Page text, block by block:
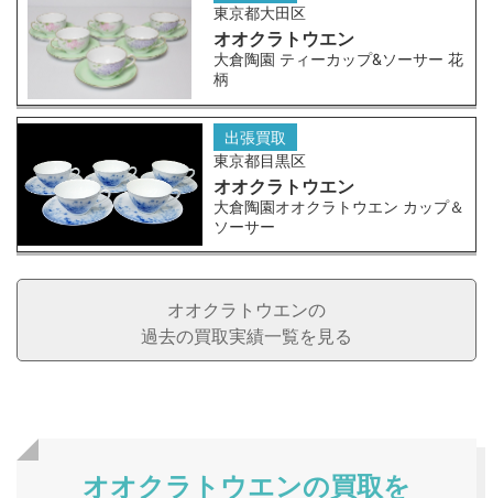
東京都大田区
オオクラトウエン
大倉陶園 ティーカップ&ソーサー 花
柄
出張買取
東京都目黒区
オオクラトウエン
大倉陶園オオクラトウエン カップ＆
ソーサー
オオクラトウエンの
過去の買取実績一覧を見る
オオクラトウエンの買取を